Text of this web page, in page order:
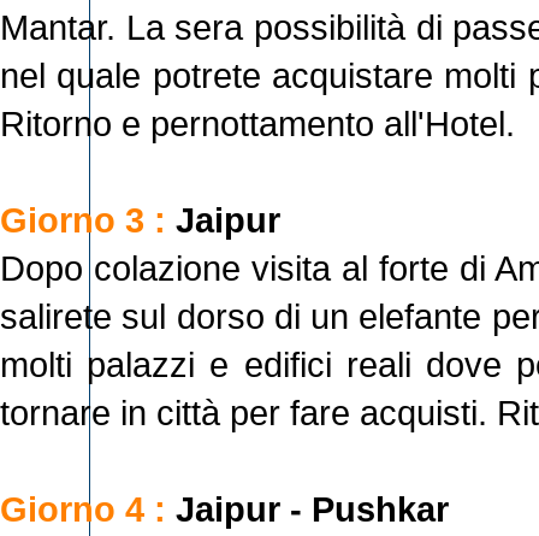
Mantar. La sera possibilità di
nel quale potrete acquistare
Ritorno e pernottamento all'Hotel.
Giorno 3 : Jaipur
Dopo colazione visita al forte di
salirete sul dorso di un elefante
molti palazzi e edifici reali dove
tornare in città per fare acquisti.
Giorno 4 : Jaipur - Pushkar